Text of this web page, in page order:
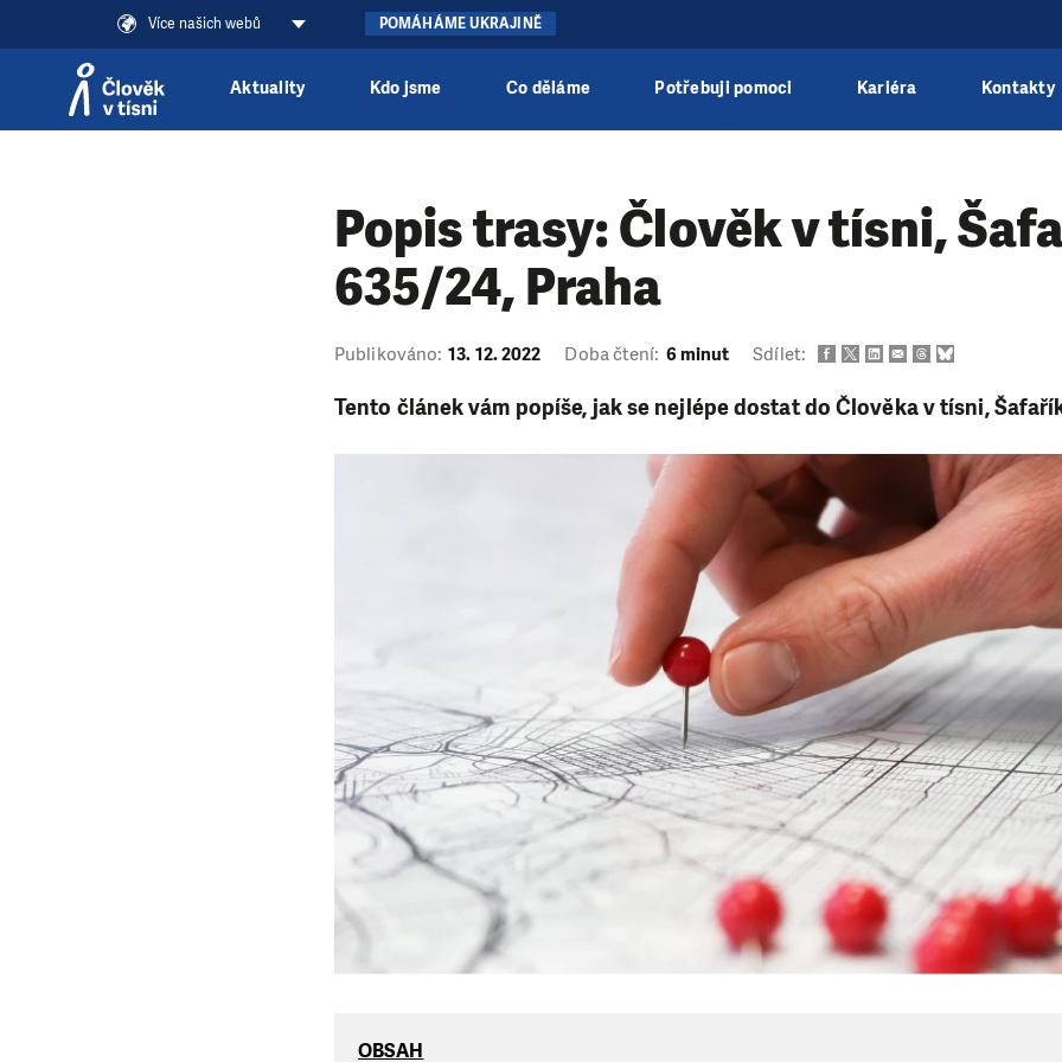
Více našich webů POMÁHÁME UKRAJINĚ
Aktuality Kdo jsme Co děláme Potřebuji pomoci Kariéra Kontakty
Popis trasy: Člověk v tísni,
635/24, Praha
Publikováno: 13. 12. 2022 Doba čtení: 6 minut Sdílet:
Tento článek vám popíše, jak se nejlépe dostat do Člověka v tísni,
OBSAH